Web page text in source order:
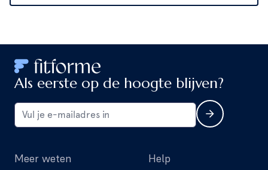
Als eerste op de hoogte blijven?
Meer weten Help